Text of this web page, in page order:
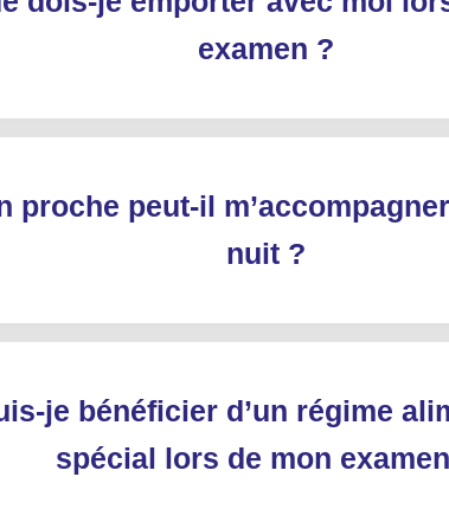
examen ?
proche peut-il
nuit ?
je bénéficier d’un régime
spécial lors de mon